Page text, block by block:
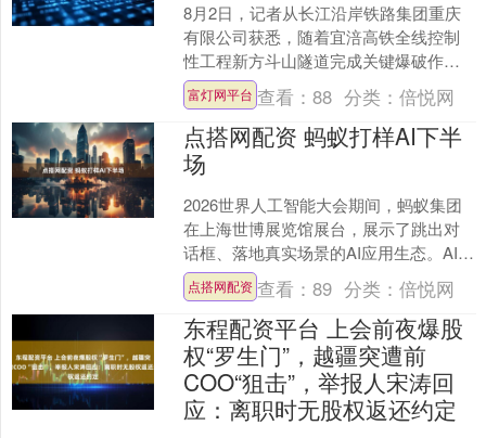
8月2日，记者从长江沿岸铁路集团重庆
有限公司获悉，随着宜涪高铁全线控制
性工程新方斗山隧道完成关键爆破作
业，由中铁十一局承建的宜涪高铁站前3
标4座隧道掘进总里程突....
富灯网平台 查看：88 分类：倍悦网
点搭网配资 蚂蚁打样AI下半
场
2026世界人工智能大会期间，蚂蚁集团
在上海世博展览馆展台，展示了跳出对
话框、落地真实场景的AI应用生态。AI健
康应用“阿福”线下落地“科学减重1亿斤”行
动，A....
点搭网配资 查看：89 分类：倍悦网
东程配资平台 上会前夜爆股
权“罗生门”，越疆突遭前
COO“狙击”，举报人宋涛回
应：离职时无股权返还约定